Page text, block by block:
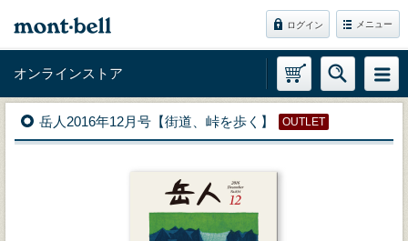
ログイン メニュー
オンラインストア
岳人2016年12月号【街道、峠を歩く】 OUTLET